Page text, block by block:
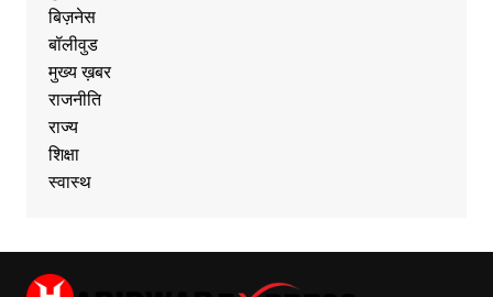
बिज़नेस
बॉलीवुड
मुख्य ख़बर
राजनीति
राज्य
शिक्षा
स्वास्थ